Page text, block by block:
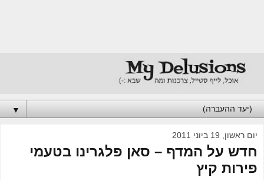
▼
יום ראשון, 19 ביוני 2011
חדש על המדף – סאן פלגרינו בטעמי
פירות קיץ